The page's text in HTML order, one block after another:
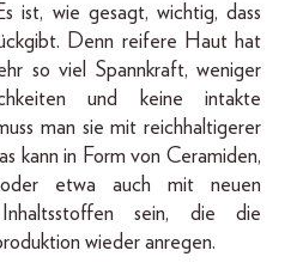
ist, wie gesagt, wichtig, dass
Denn reifere Haut hat
so viel Spannkraft, weniger
und keine intakte
man sie mit reichhaltigerer
kann in Form von Ceramiden,
oder etwa auch mit neuen
Inhaltsstoffen sein, die die
wieder anregen.